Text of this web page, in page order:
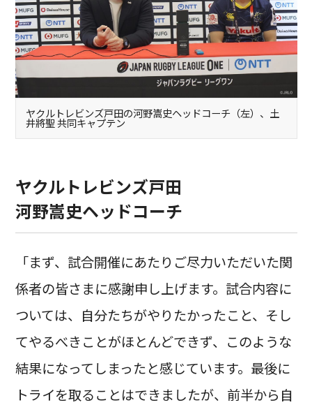
ヤクルトレビンズ戸田の河野嵩史ヘッドコーチ（左）、土
井將聖 共同キャプテン
ヤクルトレビンズ戸田
河野嵩史ヘッドコーチ
「まず、試合開催にあたりご尽力いただいた関
係者の皆さまに感謝申し上げます。試合内容に
ついては、自分たちがやりたかったこと、そし
てやるべきことがほとんどできず、このような
結果になってしまったと感じています。最後に
トライを取ることはできましたが、前半から自